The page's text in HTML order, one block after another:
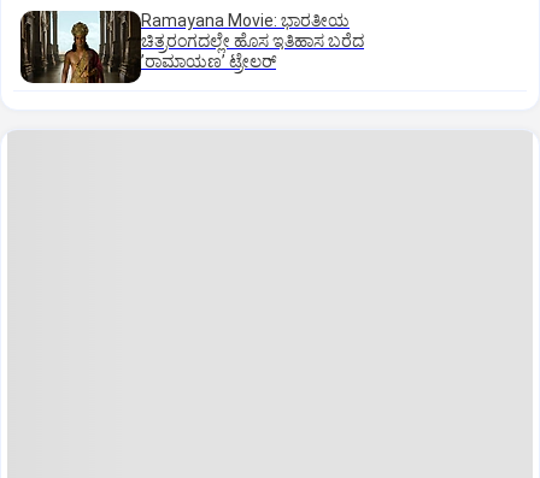
Ramayana Movie: ಭಾರತೀಯ
ಚಿತ್ರರಂಗದಲ್ಲೇ ಹೊಸ ಇತಿಹಾಸ ಬರೆದ
ʼರಾಮಾಯಣʼ ಟ್ರೇಲರ್